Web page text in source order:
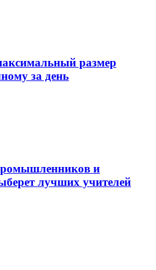
размер
за день
и
лучших учителей